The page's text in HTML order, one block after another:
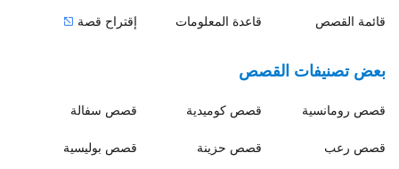
قائمة القصص قاعدة المعلومات إقتراح قصة
بعض تصنيفات القصص
قصص رومانسية قصص كوميدية قصص سفالة
قصص رعب قصص حزينة قصص بوليسية